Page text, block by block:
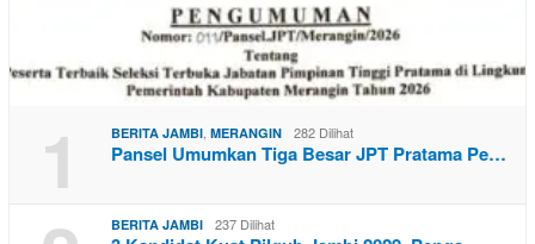
1 BERITA JAMBI MERANGIN 282 Dilihat
Pansel Umumkan Tiga Besar JPT Pratama Pe…
BERITA JAMBI 237 Dilihat